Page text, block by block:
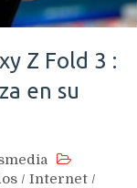
Z Fold 3 :
en su
/ Internet /